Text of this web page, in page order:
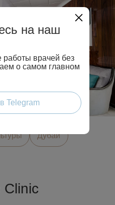
Дубай
Clinic
на наш
врачей без
о самом главном
Telegram